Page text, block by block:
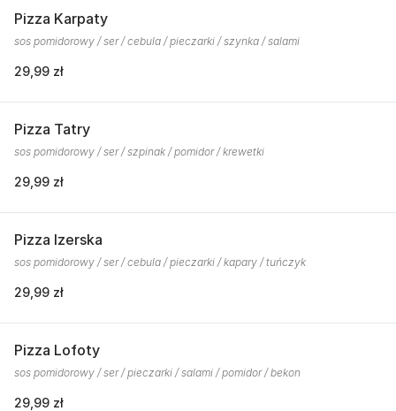
Pizza Karpaty
sos pomidorowy / ser / cebula / pieczarki / szynka / salami
29,99 zł
Pizza Tatry
sos pomidorowy / ser / szpinak / pomidor / krewetki
29,99 zł
Pizza Izerska
sos pomidorowy / ser / cebula / pieczarki / kapary / tuńczyk
29,99 zł
Pizza Lofoty
sos pomidorowy / ser / pieczarki / salami / pomidor / bekon
29,99 zł